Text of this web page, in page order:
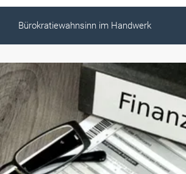
Bürokratiewahnsinn im Handwerk